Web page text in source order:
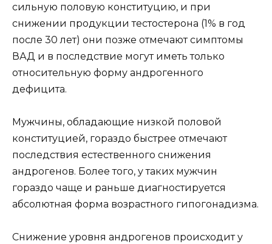
сильную половую конституцию, и при
снижении продукции тестостерона (1% в год
после 30 лет) они позже отмечают симптомы
ВАД и в последствие могут иметь только
относительную форму андрогенного
дефицита.
Мужчины, обладающие низкой половой
конституцией, гораздо быстрее отмечают
последствия естественного снижения
андрогенов. Более того, у таких мужчин
гораздо чаще и раньше диагностируется
абсолютная форма возрастного гипогонадизма.
Снижение уровня андрогенов происходит у